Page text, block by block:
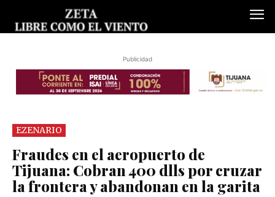
Publicidad
EZENARIO
Fraudes en el aeropuerto de
Tijuana: Cobran 400 dlls por cruzar
la frontera y abandonan en la garita